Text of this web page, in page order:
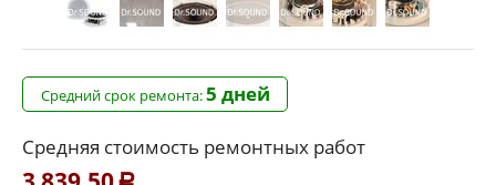
Средний срок ремонта:5 дней
Средняя стоимость ремонтных работ
Р